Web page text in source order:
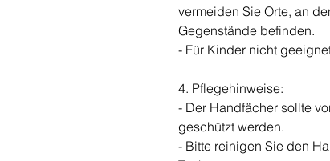
vermeiden Sie Orte, an
Gegenstände befinden.
- Für Kinder nicht
4. Pflegehinweise:
- Der Handfächer sollte
geschützt werden.
- Bitte reinigen Sie den